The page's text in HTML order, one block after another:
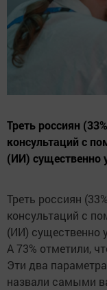
Треть россиян
консультаций с
(ИИ) существенно
Треть россиян
консультаций с
(ИИ) существенно
А 73% отметили,
Эти два
назвали самыми